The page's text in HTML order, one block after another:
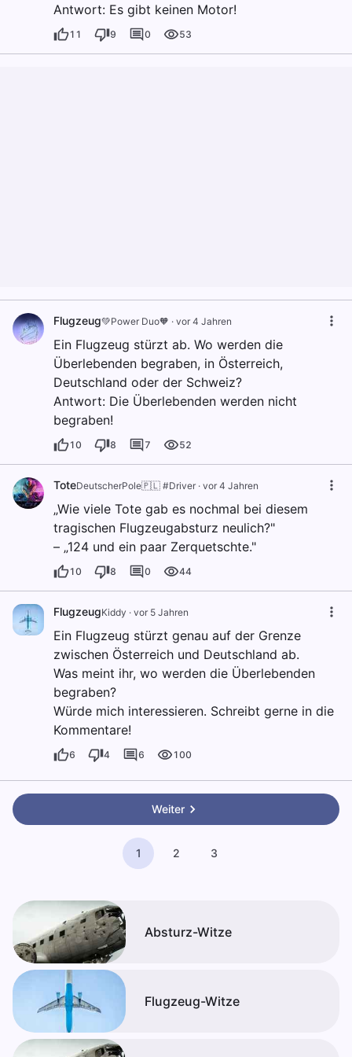
Antwort: Es gibt keinen Motor!
11 9 0 53
Flugzeug💚Power Duo🧡 · vor 4 Jahren
Ein Flugzeug stürzt ab. Wo werden die
Überlebenden begraben, in Österreich,
Deutschland oder der Schweiz?
Antwort: Die Überlebenden werden nicht
begraben!
10 8 7 52
ToteDeutscherPole🇵🇱 #Driver · vor 4 Jahren
„Wie viele Tote gab es nochmal bei diesem
tragischen Flugzeugabsturz neulich?"
– „124 und ein paar Zerquetschte."
10 8 0 44
FlugzeugKiddy · vor 5 Jahren
Ein Flugzeug stürzt genau auf der Grenze
zwischen Österreich und Deutschland ab.
Was meint ihr, wo werden die Überlebenden
begraben?
Würde mich interessieren. Schreibt gerne in die
Kommentare!
6 4 6 100
Weiter
1 2 3
Absturz-Witze
Flugzeug-Witze